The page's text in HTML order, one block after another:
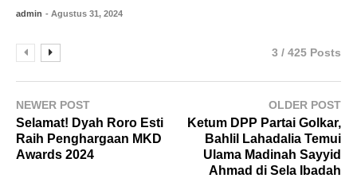
admin - Agustus 31, 2024
3 / 425 Posts
NEWER POST
Selamat! Dyah Roro Esti
Raih Penghargaan MKD
Awards 2024
OLDER POST
Ketum DPP Partai Golkar,
Bahlil Lahadalia Temui
Ulama Madinah Sayyid
Ahmad di Sela Ibadah